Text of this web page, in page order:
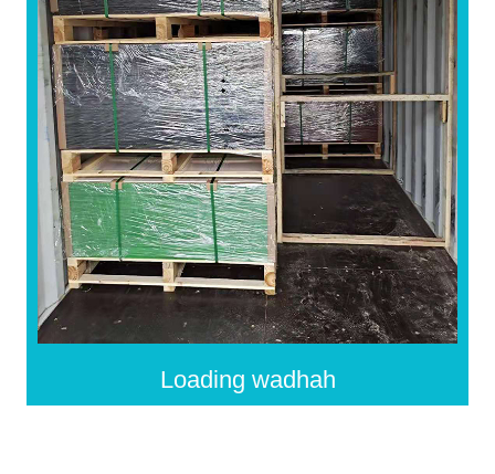
Loading wadhah